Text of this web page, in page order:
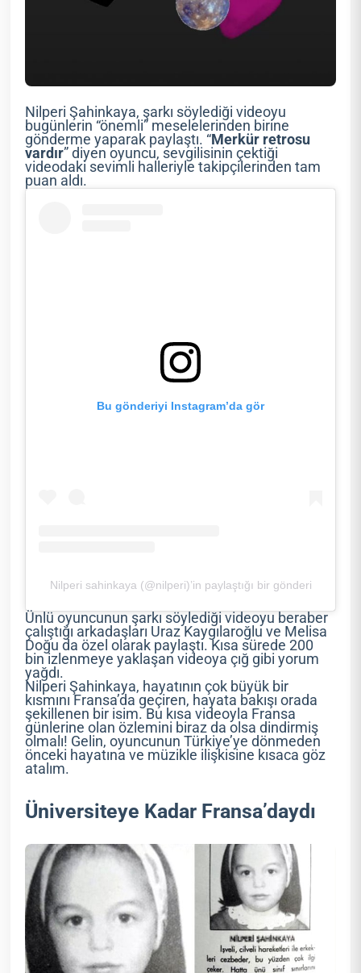
Nilperi Şahinkaya, şarkı söylediği videoyu
bugünlerin “önemli” meselelerinden birine
gönderme yaparak paylaştı. “Merkür retrosu
vardır” diyen oyuncu, sevgilisinin çektiği
videodaki sevimli halleriyle takipçilerinden tam
puan aldı.
Bu gönderiyi Instagram’da gör
Nilperi sahinkaya (@nilperi)’in paylaştığı bir gönderi
Ünlü oyuncunun şarkı söylediği videoyu beraber
çalıştığı arkadaşları Uraz Kaygılaroğlu ve Melisa
Doğu da özel olarak paylaştı. Kısa sürede 200
bin izlenmeye yaklaşan videoya çığ gibi yorum
yağdı.
Nilperi Şahinkaya, hayatının çok büyük bir
kısmını Fransa’da geçiren, hayata bakışı orada
şekillenen bir isim. Bu kısa videoyla Fransa
günlerine olan özlemini biraz da olsa dindirmiş
olmalı! Gelin, oyuncunun Türkiye’ye dönmeden
önceki hayatına ve müzikle ilişkisine kısaca göz
atalım.
Üniversiteye Kadar Fransa’daydı